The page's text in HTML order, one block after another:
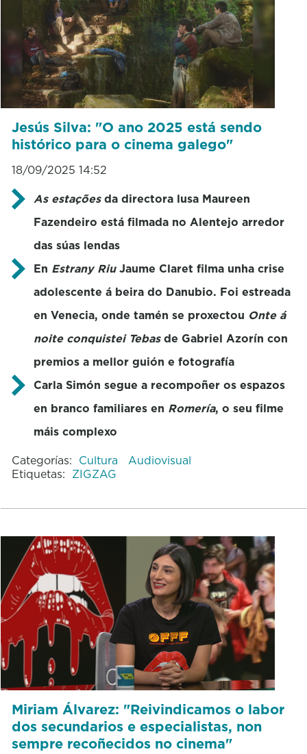
Jesús Silva: "O ano 2025 está sendo
histórico para o cinema galego"
18/09/2025 14:52
As estaçõesda directora lusa Maureen
Fazendeiro está filmada no Alentejo arredor
das súas lendas
En Estrany RiuJaume Claret filma unha crise
adolescente á beira do Danubio. Foi estreada
en Venecia, onde tamén se proxectou Onte á
noite conquistei Tebasde Gabriel Azorín con
premios a mellor guión e fotografía
Carla Simón segue a recompoñer os espazos
en branco familiares en Romería, o seu filme
máis complexo
Categorías: Cultura
Audiovisual
Etiquetas: ZIGZAG
Miriam Álvarez: "Reivindicamos o labor
dos secundarios e especialistas, non
sempre recoñecidos no cinema"